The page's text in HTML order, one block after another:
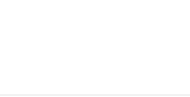
sur l'article